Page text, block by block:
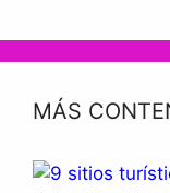
MÁS